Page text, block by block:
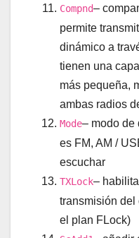
Compnd–
permite
dinámico a
tienen una
más pequeña,
ambas radios
Mode– modo de
es FM, AM /
escuchar
TXLock–
transmisión del
el plan FLock)